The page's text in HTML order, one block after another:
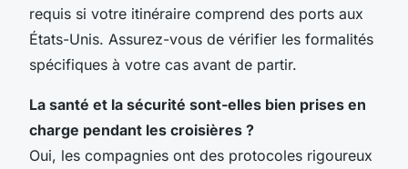
requis si votre itinéraire comprend des ports aux
États-Unis. Assurez-vous de vérifier les formalités
spécifiques à votre cas avant de partir.
La santé et la sécurité sont-elles bien prises en
charge pendant les croisières ?
Oui, les compagnies ont des protocoles rigoureux